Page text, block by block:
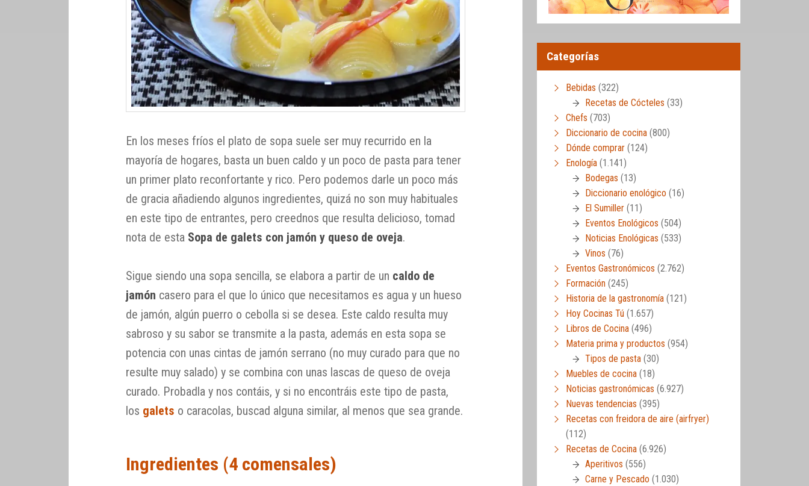
En los meses fríos el plato de sopa suele ser muy recurrido en la
mayoría de hogares, basta un buen caldo y un poco de pasta para tener
un primer plato reconfortante y rico. Pero podemos darle un poco más
de gracia añadiendo algunos ingredientes, quizá no son muy habituales
en este tipo de entrantes, pero creednos que resulta delicioso, tomad
nota de esta Sopa de galets con jamón y queso de oveja.
Sigue siendo una sopa sencilla, se elabora a partir de un caldo de
jamón casero para el que lo único que necesitamos es agua y un hueso
de jamón, algún puerro o cebolla si se desea. Este caldo resulta muy
sabroso y su sabor se transmite a la pasta, además en esta sopa se
potencia con unas cintas de jamón serrano (no muy curado para que no
resulte muy salado) y se combina con unas lascas de queso de oveja
curado. Probadla y nos contáis, y si no encontráis este tipo de pasta,
los galets o caracolas, buscad alguna similar, al menos que sea grande.
Ingredientes (4 comensales)
Categorías
Bebidas (322)
Recetas de Cócteles (33)
Chefs (703)
Diccionario de cocina (800)
Dónde comprar (124)
Enología (1.141)
Bodegas (13)
Diccionario enológico (16)
El Sumiller (11)
Eventos Enológicos (504)
Noticias Enológicas (533)
Vinos (76)
Eventos Gastronómicos (2.762)
Formación (245)
Historia de la gastronomía (121)
Hoy Cocinas Tú (1.657)
Libros de Cocina (496)
Materia prima y productos (954)
Tipos de pasta (30)
Muebles de cocina (18)
Noticias gastronómicas (6.927)
Nuevas tendencias (395)
Recetas con freidora de aire (airfryer)
(112)
Recetas de Cocina (6.926)
Aperitivos (556)
Carne y Pescado (1.030)